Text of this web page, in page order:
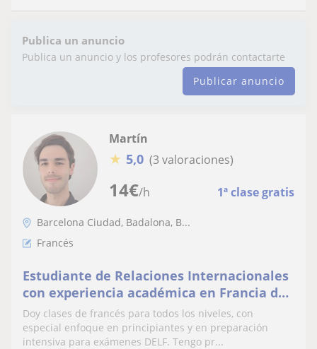
Publica un anuncio
Publica un anuncio y los profesores podrán contactarte
Publicar anuncio
14€/h 1ª clase gratis
Martín
★ 5,0 (3 valoraciones)
Barcelona Ciudad, Badalona, B...
Francés
Estudiante de Relaciones Internacionales
con experiencia académica en Francia da
clases de francés a estudiantes de todos
los nive
Doy clases de francés para todos los niveles, con
especial enfoque en principiantes y en preparación
intensiva para exámenes DELF. Tengo pr...